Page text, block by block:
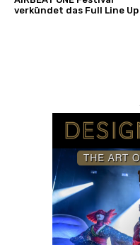
verkündet das Full Line Up